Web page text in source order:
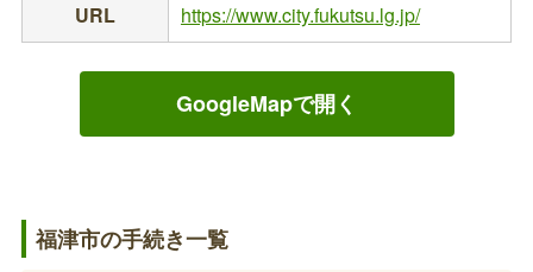
URL
https://www.city.fukutsu.lg.jp/
GoogleMapで開く
福津市の手続き一覧